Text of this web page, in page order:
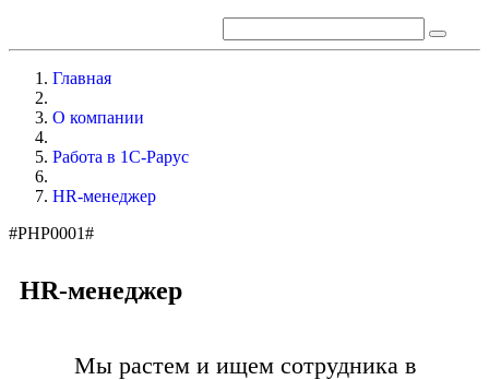
Главная
О компании
Работа в 1С-Рарус
HR-менеджер
#PHP0001#
HR-менеджер
Мы растем и ищем сотрудника в